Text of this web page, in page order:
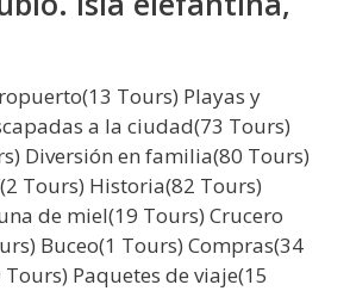
Tours) Playas y
a la ciudad(73 Tours)
Diversión en familia(80 Tours)
Tours) Historia(82 Tours)
de miel(19 Tours) Crucero
Buceo(1 Tours) Compras(34
Paquetes de viaje(15